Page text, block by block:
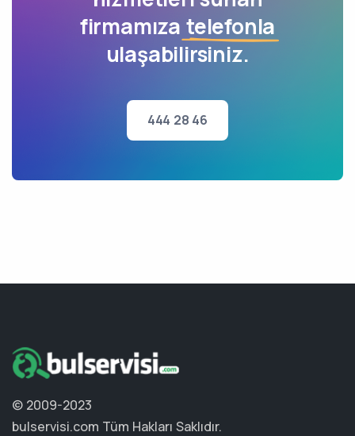
firmamıza telefonla
ulaşabilirsiniz.
444 28 46
© 2009-2023
bulservisi.com Tüm Hakları Saklıdır.